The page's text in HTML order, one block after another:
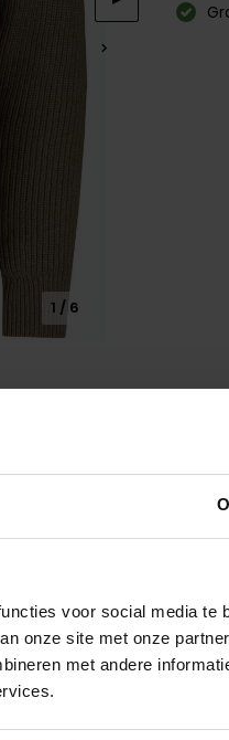
voor social media te
onze site met onze
met andere
1 / 6
Alle kenmerken
Merk
Materiaal